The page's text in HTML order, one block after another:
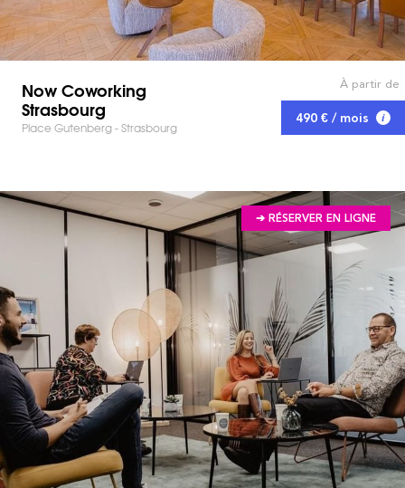
Now Coworking
Strasbourg
Place Gutenberg - Strasbourg
À partir de
490 € / mois
➔ RÉSERVER EN LIGNE